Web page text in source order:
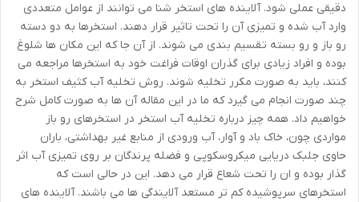
دقیقی عملی شود. آلاینده های استخر شنا می توانند از عوامل متعددی
وارد آب شده و تمیزی آن را تحت تاثیر قرار دهند. استخرها به دو دسته
رو باز و رو بسته تقسیم بندی می شوند. از آن جا که این مکان ها شلوغ
بوده و افراد زیادی برای گذران اوقات فراغت خود به استخرها مراجعه می
کنند، باید به صورت مکرر تخلیه شوند. روش تخلیه آب کثیف استخر به
چند صورت انجام می گیرد که ما در این مقاله آن ها به صورت کامل شرح
خواهیم داد. همه چیز درباره تخلیه آب استخر در استخرهای رو باز
مواردی چون، خاک باد و آوار، آب ورودی از منابع غیر بهداشتی، باران
حاوی جلبک دریایی میکروسکوپی و فضله پرندگان بر روی تمیزی آب اثر
گذار بوده و ان را تحت شعاع قرار می دهد. این در حالی است که
استخرهای سرپوشیده کم تر مستعد آلایندگی ها می باشند. آلاینده های